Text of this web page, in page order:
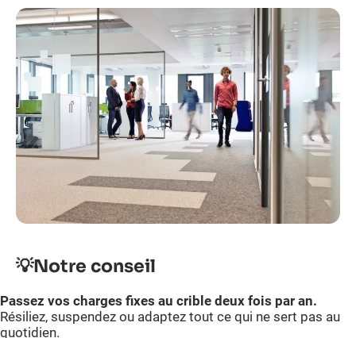
💡Notre conseil
Passez vos charges fixes au crible deux fois par an.
Résiliez, suspendez ou adaptez tout ce qui ne sert pas au
quotidien.